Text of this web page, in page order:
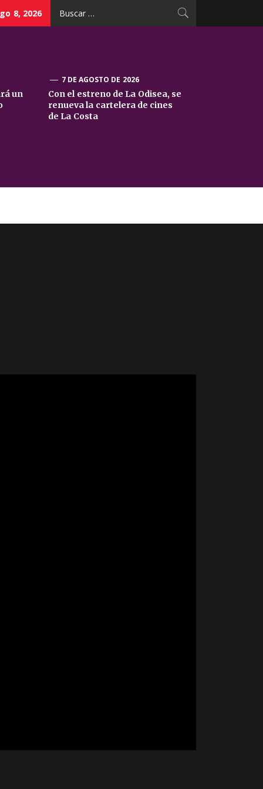
8, 2026
un
7 DE AGOSTO DE 2026
Con el estreno de La Odisea, se
renueva la cartelera de cines
de La Costa